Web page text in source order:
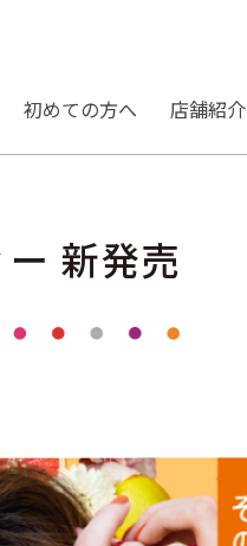
初めての⽅へ
店舗紹介
新発売